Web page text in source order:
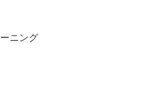
ニング